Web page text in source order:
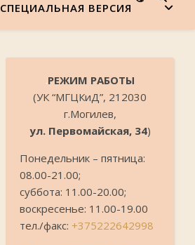
СПЕЦИАЛЬНАЯ ВЕРСИЯ
.РЕЖИМ РАБОТЫ
(УК “МГЦКиД”, 212030
г.Могилев,
ул. Первомайская, 34)
Понедельник – пятница:
08.00-21.00;
суббота: 11.00-20.00;
воскресенье: 11.00-19.00
тел./факс: +375222642998